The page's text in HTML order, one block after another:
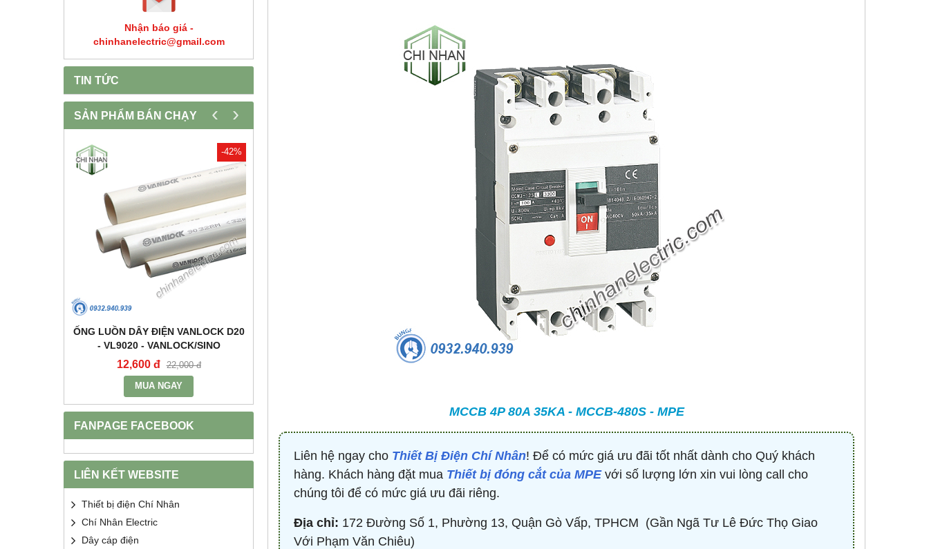
Nhận báo giá -
chinhanelectric@gmail.com
TIN TỨC
SẢN PHẨM BÁN CHẠY
-42%
ỐNG LUỒN DÂY ĐIỆN VANLOCK D20
- VL9020 - VANLOCK/SINO
12,600 đ 22,000 đ
MUA NGAY
TỤ BÙ TRÒN 20KVAR 3P 450V -
HDCAP304500203 - HIMEL
BỘ ĐIỀU KHIỂN TỤ BÙ 380V 4 CẤP -
HJKL5CQ4S - HIMEL
‹ ›
FANPAGE FACEBOOK
LIÊN KẾT WEBSITE
Thiết bị điện Chí Nhân
Chí Nhân Electric
Dây cáp điện
MCCB 4P 80A 35KA - MCCB-480S - MPE
Liên hệ ngay cho Thiết Bị Điện Chí Nhân! Để có mức giá ưu đãi tốt nhất dành cho Quý khách
hàng. Khách hàng đặt mua Thiết bị đóng cắt của MPEvới số lượng lớn xin vui lòng call cho
chúng tôi để có mức giá ưu đãi riêng.
Địa chỉ: 172 Đường Số 1, Phường 13, Quận Gò Vấp, TPHCM ​ (Gần Ngã Tư Lê Đức Thọ Giao
Với Phạm Văn Chiêu)